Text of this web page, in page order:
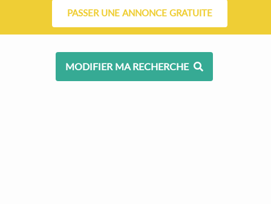
PASSER UNE ANNONCE GRATUITE
MODIFIER MA RECHERCHE